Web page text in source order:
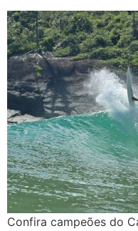
Confira campeões do